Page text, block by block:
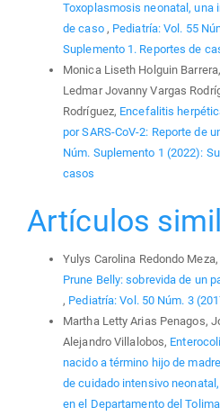
Toxoplasmosis neonatal, una
de caso , Pediatría: Vol. 55
Suplemento 1. Reportes de
Monica Liseth Holguin
Ledmar Jovanny Vargas
Rodríguez, Encefalitis
por SARS-CoV-2: Reporte de
Núm. Suplemento 1 (2022):
casos
Artículos
Yulys Carolina Redondo
Prune Belly: sobrevida de un
, Pediatría: Vol. 50 Núm. 3
Martha Letty Arias Penagos,
Alejandro Villalobos,
nacido a término hijo de
de cuidado intensivo
en el Departamento del